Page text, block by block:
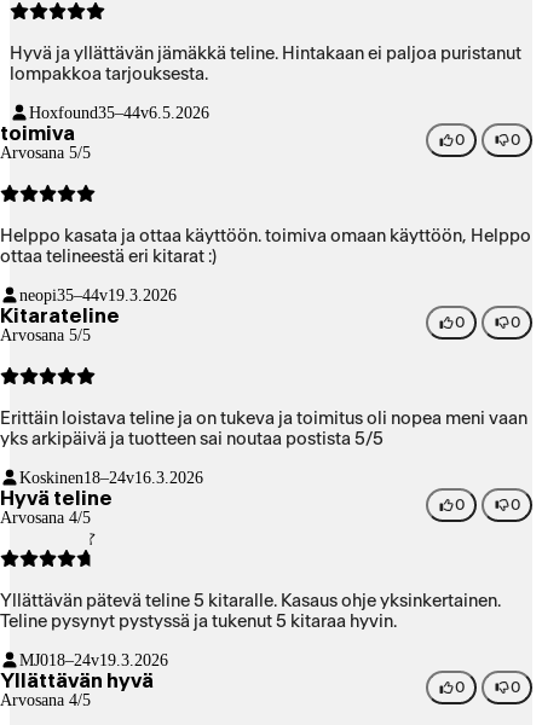
Hyvä ja yllättävän jämäkkä teline. Hintakaan ei paljoa puristanut
lompakkoa tarjouksesta.
Hoxfound35–44v6.5.2026
toimiva
Arvosana 5/5
0 0
Helppo kasata ja ottaa käyttöön. toimiva omaan käyttöön, Helppo
ottaa telineestä eri kitarat :)
neopi35–44v19.3.2026
Kitarateline
Arvosana 5/5
0 0
Erittäin loistava teline ja on tukeva ja toimitus oli nopea meni vaan
yks arkipäivä ja tuotteen sai noutaa postista 5/5
Koskinen18–24v16.3.2026
Hyvä teline
Arvosana 4/5
0 0
Yllättävän pätevä teline 5 kitaralle. Kasaus ohje yksinkertainen.
Teline pysynyt pystyssä ja tukenut 5 kitaraa hyvin.
MJ018–24v19.3.2026
Yllättävän hyvä
Arvosana 4/5
0 0